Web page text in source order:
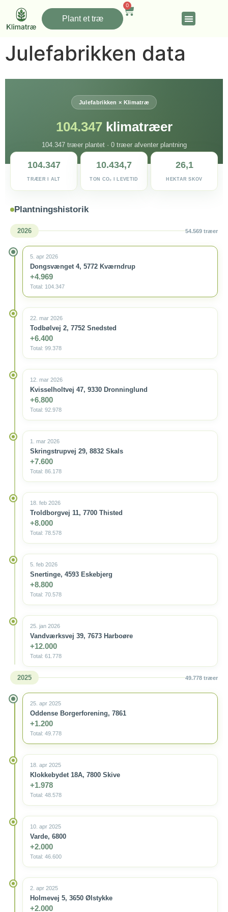
Plant et træ
0
Julefabrikken data
Julefabrikken × Klimatræ
104.347klimatræer
104.347 træer plantet · 0 træer afventer plantning
104.347
TRÆER I ALT
10.434,7
TON CO₂ I LEVETID
26,1
HEKTAR SKOV
Plantningshistorik
2026 54.569 træer
5. apr 2026
Dongsvænget 4, 5772 Kværndrup
+4.969
Total: 104.347
22. mar 2026
Todbølvej 2, 7752 Snedsted
+6.400
Total: 99.378
12. mar 2026
Kvisselholtvej 47, 9330 Dronninglund
+6.800
Total: 92.978
1. mar 2026
Skringstrupvej 29, 8832 Skals
+7.600
Total: 86.178
18. feb 2026
Troldborgvej 11, 7700 Thisted
+8.000
Total: 78.578
5. feb 2026
Snertinge, 4593 Eskebjerg
+8.800
Total: 70.578
25. jan 2026
Vandværksvej 39, 7673 Harboøre
+12.000
Total: 61.778
2025 49.778 træer
25. apr 2025
Oddense Borgerforening, 7861
+1.200
Total: 49.778
18. apr 2025
Klokkebydet 18A, 7800 Skive
+1.978
Total: 48.578
10. apr 2025
Varde, 6800
+2.000
Total: 46.600
2. apr 2025
Holmevej 5, 3650 Ølstykke
+2.000